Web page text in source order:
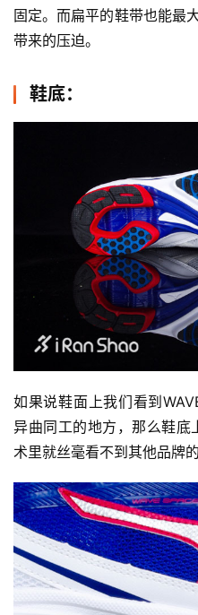
赛
用
户
选
运
动
集
固定。而扁平的鞋带也能最
带来的压迫。
鞋底：
如果说鞋面上我们看到
异曲同工的地方，那么鞋
术里就丝毫看不到其他品牌的